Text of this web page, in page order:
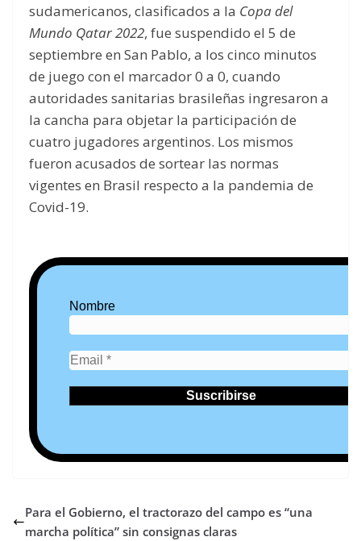
sudamericanos, clasificados a la Copa del
Mundo Qatar 2022, fue suspendido el 5 de
septiembre en San Pablo, a los cinco minutos
de juego con el marcador 0 a 0, cuando
autoridades sanitarias brasileñas ingresaron a
la cancha para objetar la participación de
cuatro jugadores argentinos. Los mismos
fueron acusados de sortear las normas
vigentes en Brasil respecto a la pandemia de
Covid-19.
Nombre
Para el Gobierno, el tractorazo del campo es “una
marcha política” sin consignas claras